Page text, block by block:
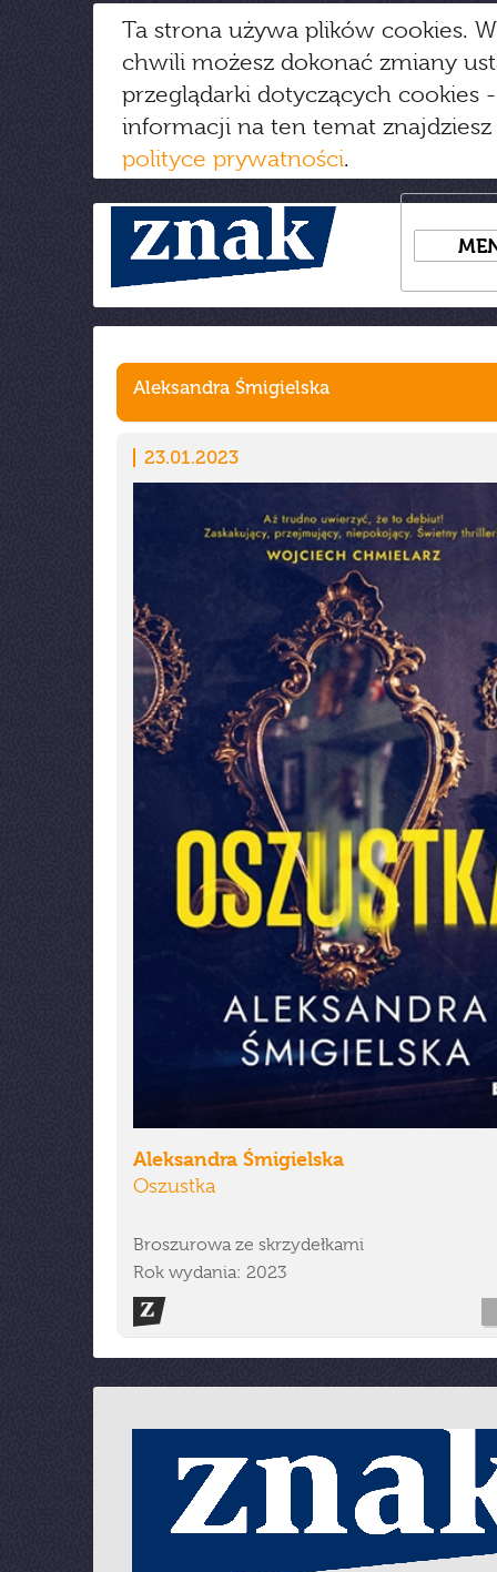
Ta strona używa plików cookies.
chwili możesz dokonać zmiany
przeglądarki dotyczących cookies
informacji na ten temat
polityce prywatności.
Aleksandra Śmigielska
23.01.2023
Aleksandra Śmigielska
Oszustka
Broszurowa ze skrzydełkami
Rok wydania: 2023